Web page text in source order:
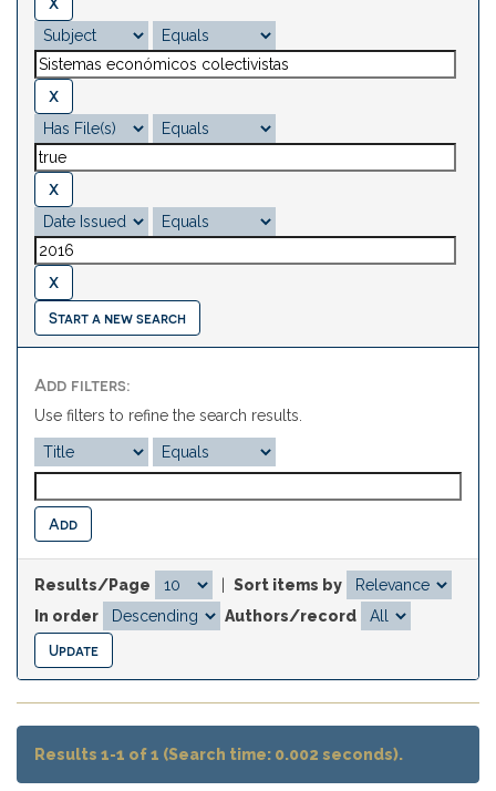
Start a new search
Add filters:
Use filters to refine the search results.
Results/Page
Sort items by
In order
Authors/record
Results 1-1 of 1 (Search time: 0.002 seconds).